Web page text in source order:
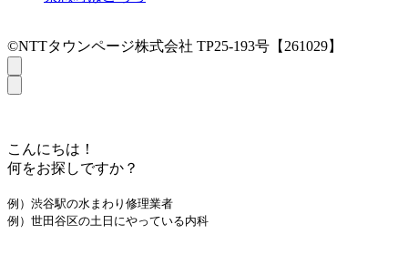
©NTTタウンページ株式会社 TP25-193号【261029】
こんにちは！
何をお探しですか？
例）渋谷駅の水まわり修理業者
例）世田谷区の土日にやっている内科